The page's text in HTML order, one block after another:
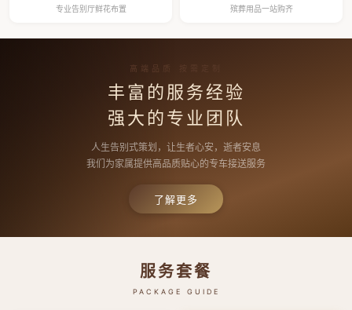
专业告别厅鲜花布置 殡葬用品一站购齐
高端品质 按需定制
丰富的服务经验
强大的专业团队
人生告别式策划，让生者心安，逝者安息
我们为家属提供高品质贴心的专车接送服务
了解更多
服务套餐
PACKAGE GUIDE